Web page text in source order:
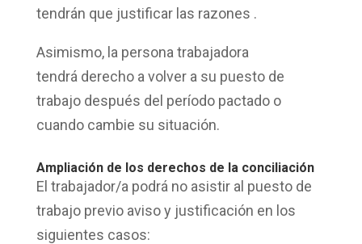
tendrán que justificar las razones .
Asimismo, la persona trabajadora
tendrá derechoa volver a su puesto de
trabajodespués del período pactado o
cuando cambie su situación.
Ampliación de los derechos de la conciliación
El trabajador/a podrá no asistir al puesto de
trabajoprevio aviso y justificación en los
siguientes casos: